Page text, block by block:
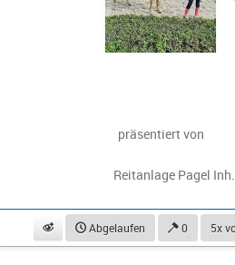
präsentiert von
Reitanlage Pagel
beobachtenAbgelaufen 0 5x